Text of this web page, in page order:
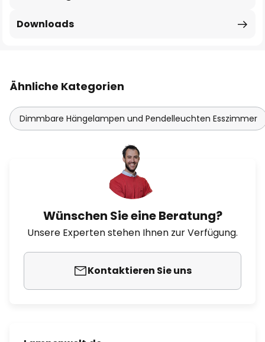
Downloads
Ähnliche Kategorien
Dimmbare Hängelampen und Pendelleuchten Esszimmer
Wünschen Sie eine Beratung?
Unsere Experten stehen Ihnen zur Verfügung.
Kontaktieren Sie uns